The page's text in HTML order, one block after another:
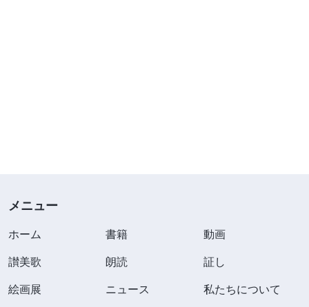
メニュー
ホーム 書籍
動画
讃美歌
朗読
証し
絵画展
ニュース 私たちについて